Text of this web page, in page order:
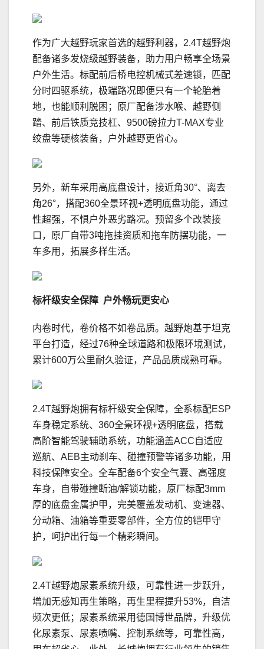
作为广大越野玩家首选的越野利器，2.4T越野炮
配备诸多发烧级越野装备，助力用户畅享全场景
户外生活。标配前后桥电控机械式差速锁，匹配
分时四驱系统，极端路况即便只有一个轮胎着
地，也能顺利脱困；原厂配备涉水喉、越野侧
踏、前后铁质竞技杠、9500磅拉力T-MAX专业
绞盘等硬核装备，户外越野更省心。
另外，新车采用高底盘设计，接近角30°、离去
角26°，搭配360全景环视+透明底盘功能，通过
性超强，不惧户外恶劣路况。预留多个改装接
口，原厂自带3吨拖挂资质和拖车防摆功能，一
车多用，拓展多样生活。
标杆级安全保障 户外畅玩更安心
内卷时代，卷价格不如卷品质。越野炮基于坦克
平台打造，经过76种全球道路和极限环境测试，
累计600万公里耐久验证，产品品质成熟可靠。
2.4T越野炮拥有标杆级安全保障，全系标配ESP
车身稳定系统、360全景环视+透明底盘，搭载
高阶智能驾驶辅助系统，功能涵盖ACC自适应
巡航、AEB主动刹车、碰撞预警等诸多功能，用
科技保障安全。全车配备6个安全气囊、高强度
车身，自带碰撞断油/解锁功能，原厂标配3mm
厚的底盘金属护甲，完美覆盖发动机、变速器、
分动箱、油箱等重要零部件，全方位的铠甲守
护，呵护出行每一个精彩瞬间。
2.4T越野炮尿素系统升级，可靠性进一步跃升，
增加无感知再生策略，再生里程提升53%，自洁
频次更低；尿素系统采用德国博世品牌，升级优
化尿素泵、尿素喷嘴、控制系统等，可靠性高，